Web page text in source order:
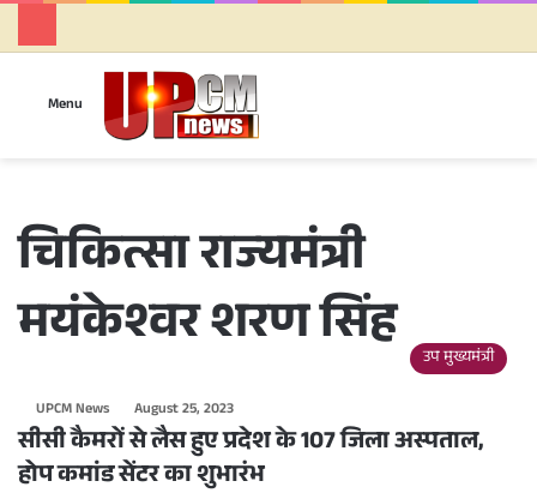
Menu
चिकित्सा राज्यमंत्री
मयंकेश्वर शरण सिंह
उप मुख्यमंत्री
UPCM News August 25, 2023
सीसी कैमरों से लैस हुए प्रदेश के 107 जिला अस्पताल,
होप कमांड सेंटर का शुभारंभ